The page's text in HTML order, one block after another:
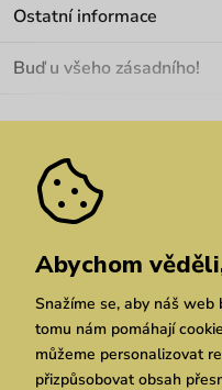
Materiály a údržba
Pozáruční opravy
Ostatní informace
Velkoobchod
We Care
Dárkové poukazy
Vuchlook
Prodejny
Praha Brno
Buď u všeho zásadního!
Zásady ochrany osobních údajů
Abychom
Snažíme se, aby náš web
tomu nám pomáhají
můžeme personalizovat
přizpůsobovat obsah